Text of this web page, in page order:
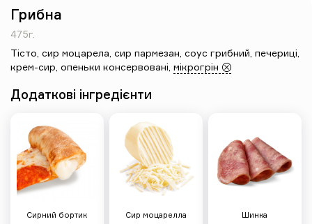
Грибна
475г.
Тісто, сир моцарела, сир пармезан, соус грибний, печериці,
крем-сир, опеньки консервовані, мікрогрін
Додаткові інгредієнти
Сирний бортик Сир моцарелла Шинка
Тісто, неаполітанський соус, сир
моцарела, бекон, шинка, салямі
475г